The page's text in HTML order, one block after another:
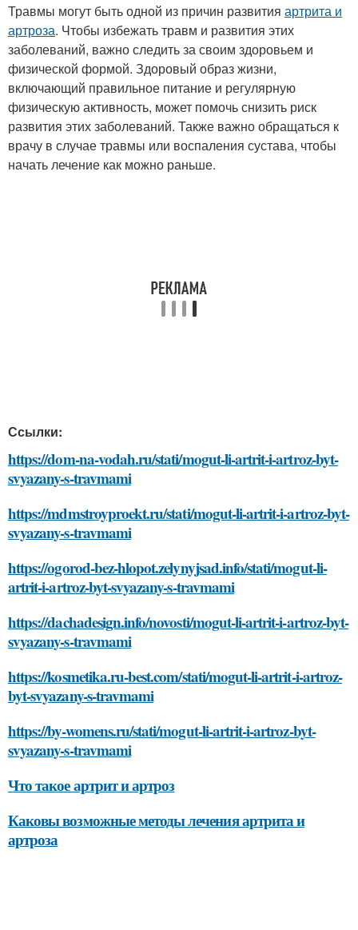
Травмы могут быть одной из причин развития артрита и
артроза. Чтобы избежать травм и развития этих
заболеваний, важно следить за своим здоровьем и
физической формой. Здоровый образ жизни,
включающий правильное питание и регулярную
физическую активность, может помочь снизить риск
развития этих заболеваний. Также важно обращаться к
врачу в случае травмы или воспаления сустава, чтобы
начать лечение как можно раньше.
Ссылки:
https://dom-na-vodah.ru/stati/mogut-li-artrit-i-artroz-byt-
svyazany-s-travmami
https://mdmstroyproekt.ru/stati/mogut-li-artrit-i-artroz-byt-
svyazany-s-travmami
https://ogorod-bez-hlopot.zelynyjsad.info/stati/mogut-li-
artrit-i-artroz-byt-svyazany-s-travmami
https://dachadesign.info/novosti/mogut-li-artrit-i-artroz-byt-
svyazany-s-travmami
https://kosmetika.ru-best.com/stati/mogut-li-artrit-i-artroz-
byt-svyazany-s-travmami
https://by-womens.ru/stati/mogut-li-artrit-i-artroz-byt-
svyazany-s-travmami
Что такое артрит и артроз
Каковы возможные методы лечения артрита и
артроза